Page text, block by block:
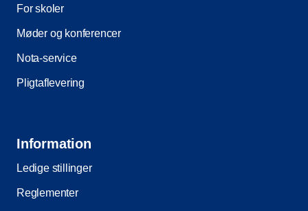
For skoler
Møder og konferencer
Nota-service
Pligtaflevering
Information
Ledige stillinger
Reglementer